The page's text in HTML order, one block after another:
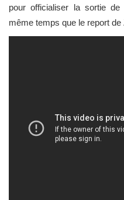
pour officialiser la sortie
même temps que le report de